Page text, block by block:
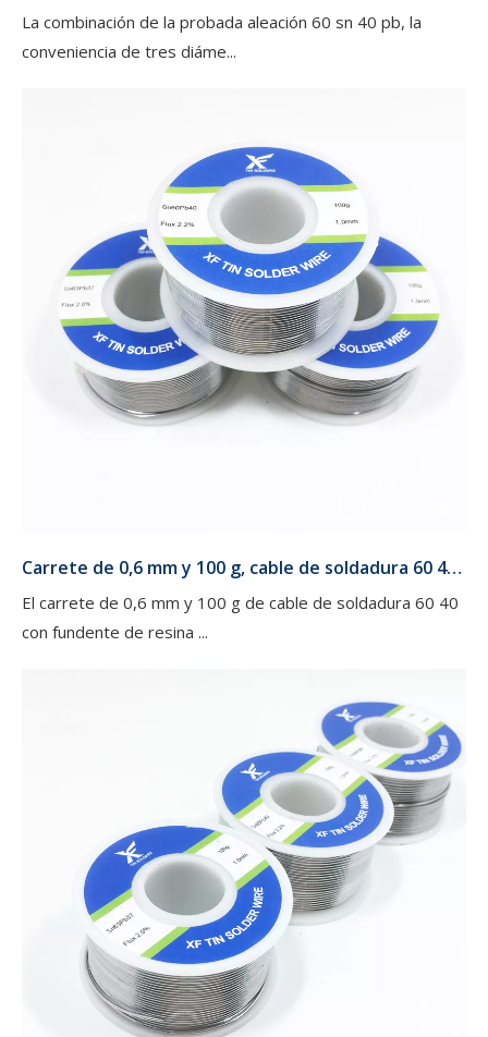
La combinación de la probada aleación 60 sn 40 pb, la
conveniencia de tres diáme...
​Carrete de 0,6 mm y 100 g, cable de soldadura 60 40 con fundente de resina para conexiones electrónicas
El carrete de 0,6 mm y 100 g de cable de soldadura 60 40
con fundente de resina ...